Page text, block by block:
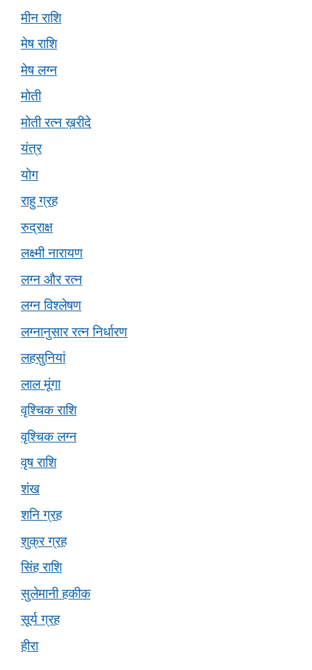
मीन राशि
मेष राशि
मेष लग्न
मोती
मोती रत्न ख़रीदे
यंत्र
योग
राहु ग्रह
रुद्राक्ष
लक्ष्मी नारायण
लग्न और रत्न
लग्न विश्लेषण
लग्नानुसार रत्न निर्धारण
लहसुनियां
लाल मूंगा
वृश्चिक राशि
वृश्चिक लग्न
वृष राशि
शंख
शनि ग्रह
शुक्र ग्रह
सिंह राशि
सुलेमानी हकीक
सूर्य ग्रह
हीरा